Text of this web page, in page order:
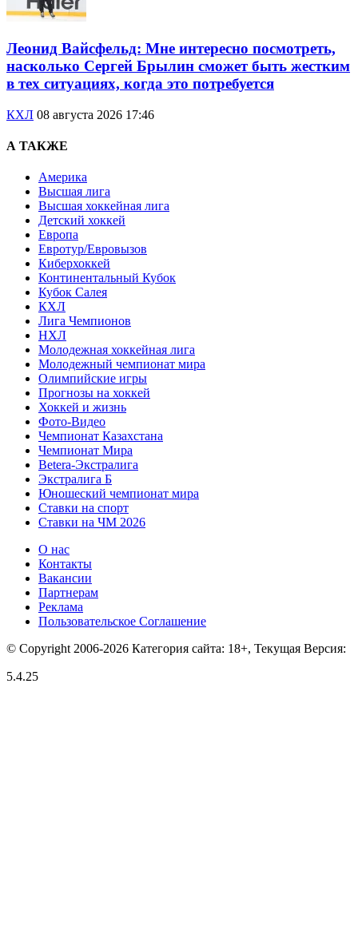
Леонид Вайсфельд: Мне интересно посмотреть,
насколько Сергей Брылин сможет быть жестким
в тех ситуациях, когда это потребуется
КХЛ 08 августа 2026 17:46
А ТАКЖЕ
Америка
Высшая лига
Высшая хоккейная лига
Детский хоккей
Европа
Евротур/Евровызов
Киберхоккей
Континентальный Кубок
Кубок Салея
КХЛ
Лига Чемпионов
НХЛ
Молодежная хоккейная лига
Молодежный чемпионат мира
Олимпийские игры
Прогнозы на хоккей
Хоккей и жизнь
Фото-Видео
Чемпионат Казахстана
Чемпионат Мира
Betera-Экстралига
Экстралига Б
Юношеский чемпионат мира
Ставки на спорт
Ставки на ЧМ 2026
О нас
Контакты
Вакансии
Партнерам
Реклама
Пользовательское Соглашение
© Copyright 2006-2026 Категория сайта: 18+, Текущая Версия:
5.4.25